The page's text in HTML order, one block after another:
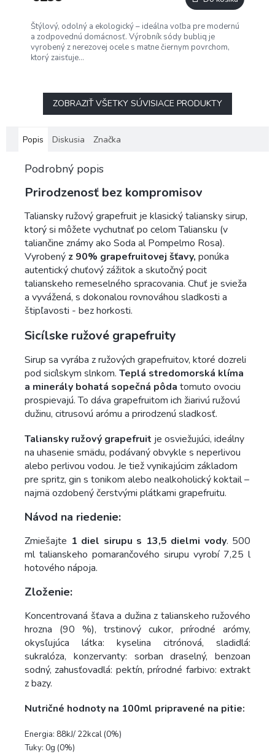
M
Štýlový, odolný a ekologický – ideálna voľba pre modernú
a zodpovednú domácnosť. Výrobník sódy bubliq je
vyrobený z nerezovej ocele s matne čiernym povrchom,
ktorý zaisťuje...
ZOBRAZIŤ VŠETKY SÚVISIACE PRODUKTY
Popis Diskusia Značka
Podrobný popis
Prirodzenosť bez kompromisov
Taliansky ružový grapefruit je klasický taliansky sirup,
ktorý si môžete vychutnať po celom Taliansku (v
taliančine známy ako Soda al Pompelmo Rosa).
Vyrobený z 90% grapefruitovej šťavy, ponúka
autentický chuťový zážitok a skutočný pocit
talianskeho remeselného spracovania. Chuť je svieža
a vyvážená, s dokonalou rovnováhou sladkosti a
štipľavosti - bez horkosti.
Sicílske ružové grapefruity
Sirup sa vyrába z ružových grapefruitov, ktoré dozreli
pod sicílskym slnkom. Teplá stredomorská klíma
a minerály bohatá sopečná pôda tomuto ovociu
prospievajú. To dáva grapefruitom ich žiarivú ružovú
dužinu, citrusovú arómu a prirodzenú sladkosť.
Taliansky ružový grapefruit je osviežujúci, ideálny
na uhasenie smädu, podávaný obvykle s neperlivou
alebo perlivou vodou. Je tiež vynikajúcim základom
pre spritz, gin s tonikom alebo nealkoholický koktail –
najmä ozdobený čerstvými plátkami grapefruitu.
Návod na riedenie:
Zmiešajte 1 diel sirupu s 13,5 dielmi vody. 500
ml talianskeho pomarančového sirupu vyrobí 7,25 l
hotového nápoja.
Zloženie:
Koncentrovaná šťava a dužina z talianskeho ružového
hrozna (90 %), trstinový cukor, prírodné arómy,
okysľujúca látka: kyselina citrónová, sladidlá:
sukralóza, konzervanty: sorban draselný, benzoan
sodný, zahusťovadlá: pektín, prírodné farbivo: extrakt
z bazy.
Nutričné hodnoty na 100ml pripravené na pitie:
Energia: 88kJ/ 22kcal (0%)
Tuky: 0g (0%)